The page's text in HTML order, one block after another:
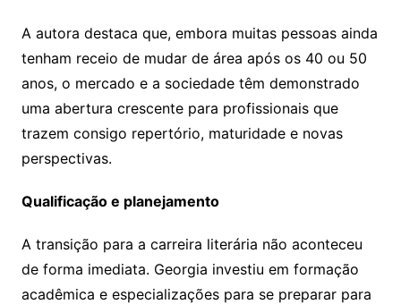
A autora destaca que, embora muitas pessoas ainda
tenham receio de mudar de área após os 40 ou 50
anos, o mercado e a sociedade têm demonstrado
uma abertura crescente para profissionais que
trazem consigo repertório, maturidade e novas
perspectivas.
Qualificação e planejamento
A transição para a carreira literária não aconteceu
de forma imediata. Georgia investiu em formação
acadêmica e especializações para se preparar para